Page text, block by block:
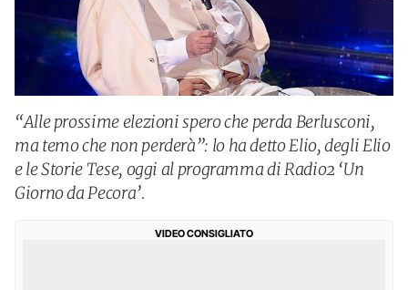
“Alle prossime elezioni spero che perda Berlusconi,
ma temo che non perderà”: lo ha detto Elio, degli Elio
e le Storie Tese, oggi al programma di Radio2 ‘Un
Giorno da Pecora’.
VIDEO CONSIGLIATO